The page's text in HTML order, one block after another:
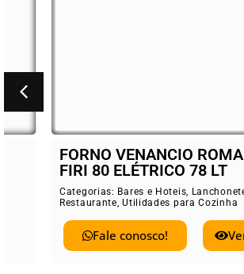
FORNO VENANCIO ROMA INOX
FIRI 80 ELÉTRICO 78 LT
Categorias:Bares e Hoteis ,Lanchonetes,
Restaurante,Utilidades para Cozinha
Fale conosco!